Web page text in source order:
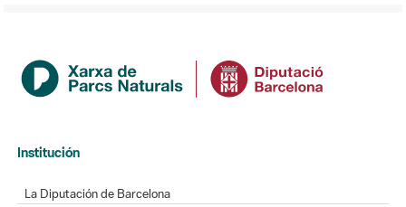
Institución
La Diputación de Barcelona